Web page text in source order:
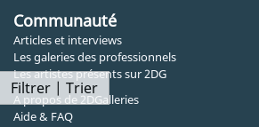
Filtrer | Trier
Communauté
Articles et interviews
Les galeries des professionnels
Les artistes présents sur 2DG
A propos de 2DGalleries
Aide & FAQ